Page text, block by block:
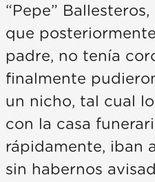
“Pepe”
que
padre, no tenía
finalmente
un nicho, tal cual
con la casa
rápidamente, iban
sin habernos